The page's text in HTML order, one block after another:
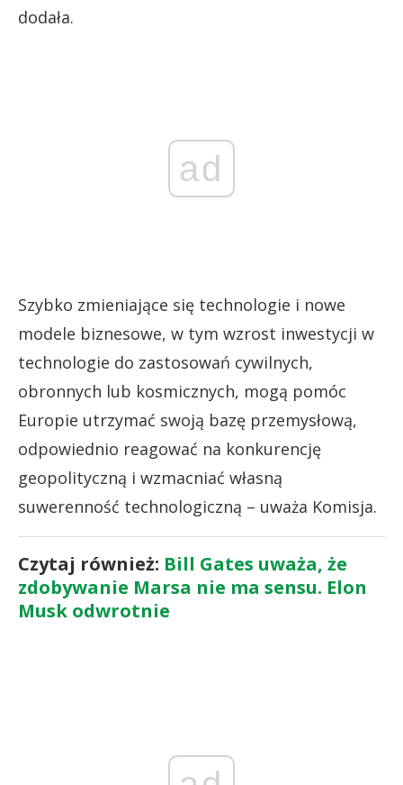
dodała.
ad
Szybko zmieniające się technologie i nowe
modele biznesowe, w tym wzrost inwestycji w
technologie do zastosowań cywilnych,
obronnych lub kosmicznych, mogą pomóc
Europie utrzymać swoją bazę przemysłową,
odpowiednio reagować na konkurencję
geopolityczną i wzmacniać własną
suwerenność technologiczną – uważa Komisja.
Czytaj również: Bill Gates uważa, że
zdobywanie Marsa nie ma sensu. Elon
Musk odwrotnie